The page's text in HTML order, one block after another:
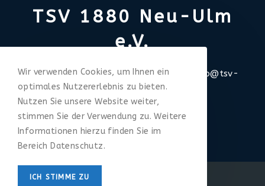
TSV 1880 Neu-Ulm
e.V.
Europastraße 15 | 89231 Neu-Ulm |
info@tsv-
neu-ulm.de | 0731-9807012
Impressum
Wir verwenden Cookies, um Ihnen ein
optimales Nutzererlebnis zu bieten.
Nutzen Sie unsere Website weiter,
stimmen Sie der Verwendung zu. Weitere
Informationen hierzu finden Sie im
Bereich Datenschutz.
ICH STIMME ZU